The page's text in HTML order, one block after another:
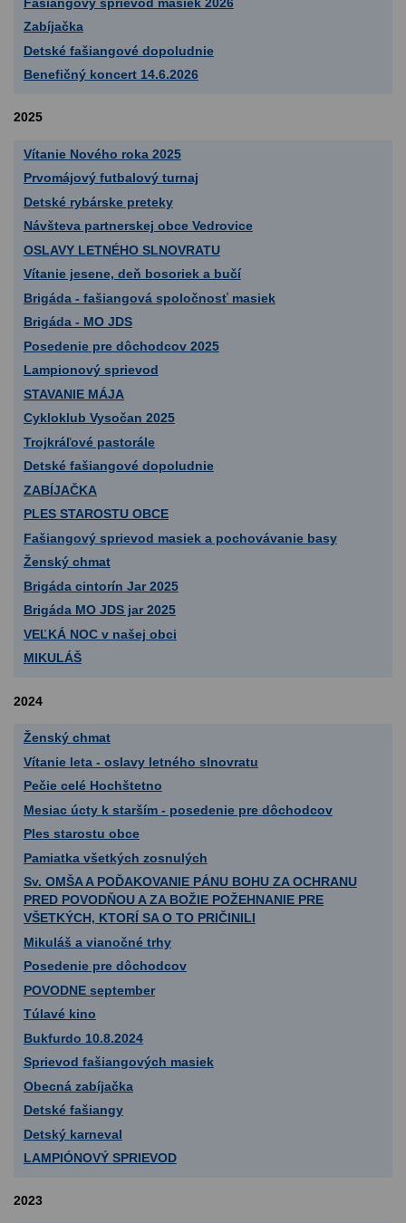
Zabíjačka
Detské fašiangové dopoludnie
Benefičný koncert 14.6.2026
2025
Vítanie Nového roka 2025
Prvomájový futbalový turnaj
Detské rybárske preteky
Návšteva partnerskej obce Vedrovice
OSLAVY LETNÉHO SLNOVRATU
Vítanie jesene, deň bosoriek a bučí
Brigáda - fašiangová spoločnosť masiek
Brigáda - MO JDS
Posedenie pre dôchodcov 2025
Lampionový sprievod
STAVANIE MÁJA
Cykloklub Vysočan 2025
Trojkráľové pastorále
Detské fašiangové dopoludnie
ZABÍJAČKA
PLES STAROSTU OBCE
Fašiangový sprievod masiek a pochovávanie basy
Ženský chmat
Brigáda cintorín Jar 2025
Brigáda MO JDS jar 2025
VEĽKÁ NOC v našej obci
MIKULÁŠ
2024
Ženský chmat
Vítanie leta - oslavy letného slnovratu
Pečie celé Hochštetno
Mesiac úcty k starším - posedenie pre dôchodcov
Ples starostu obce
Pamiatka všetkých zosnulých
Sv. OMŠA A POĎAKOVANIE PÁNU BOHU ZA OCHRANU
PRED POVODŇOU A ZA BOŽIE POŽEHNANIE PRE
VŠETKÝCH, KTORÍ SA O TO PRIČINILI
Mikuláš a vianočné trhy
Posedenie pre dôchodcov
POVODNE september
Túlavé kino
Bukfurdo 10.8.2024
Sprievod fašiangových masiek
Obecná zabíjačka
Detské fašiangy
Detský karneval
LAMPIÓNOVÝ SPRIEVOD
2023